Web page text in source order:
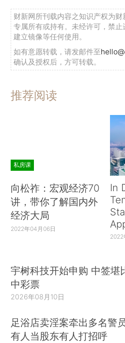
财新网所刊载内容之知识产权为
专属所有或持有。未经许可，禁
建立镜像等任何使用。
如有意愿转载，请发邮件至
确认及授权后，方可转载。
推荐阅读
私房课
向松祚：宏观经济70
讲，带你了解国内外
经济大局
2022年04月06日
In
2022
宇树科技开始申购 中签堪
中彩票
2026年08月10日
足浴店卖淫案牵出多名警
有人当股东有人打招呼